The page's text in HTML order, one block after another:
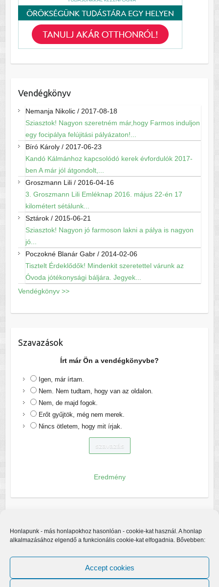
Honlapunk - más honlapokhoz hasonlóan - cookie-kat használ. A honlap
alkalmazásához elgendő a funkcionális cookie-kat elfogadnia. Bővebben:
Accept cookies
Vendégkönyv
Nemanja Nikolic/ 2017-08-18
Sziasztok! Nagyon szeretném már,hogy Farmos induljon
egy focipálya felújitási pályázaton!...
Bíró Károly/ 2017-06-23
Kandó Kálmánhoz kapcsolódó kerek évfordulók 2017-
ben A már jól átgondolt,...
Groszmann Lili/ 2016-04-16
3. Groszmann Lili Emléknap 2016. május 22-én 17
kilométert sétálunk...
Sztárok/ 2015-06-21
Sziasztok! Nagyon jó farmoson lakni a pálya is nagyon
jó...
Poczokné Blanár Gabr/ 2014-02-06
Tisztelt Érdeklődők! Mindenkit szeretettel várunk az
Óvoda jótékonysági báljára. Jegyek...
Vendégkönyv >>
Szavazások
Írt már Ön a vendégkönyvbe?
Igen, már írtam.
Nem. Nem tudtam, hogy van az oldalon.
Nem, de majd fogok.
Erőt gyűjtök, még nem merek.
Nincs ötletem, hogy mit írjak.
Eredmény